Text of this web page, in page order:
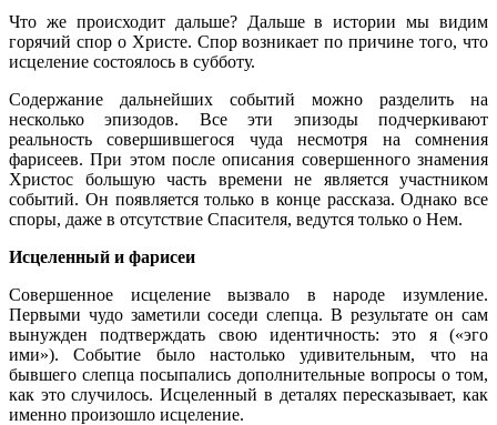
Что же происходит дальше? Дальше в истории мы видим
горячий спор о Христе. Спор возникает по причине того, что
исцеление состоялось в субботу.
Содержание дальнейших событий можно разделить на
несколько эпизодов. Все эти эпизоды подчеркивают
реальность совершившегося чуда несмотря на сомнения
фарисеев. При этом после описания совершенного знамения
Христос большую часть времени не является участником
событий. Он появляется только в конце рассказа. Однако все
споры, даже в отсутствие Спасителя, ведутся только о Нем.
Исцеленный и фарисеи
Совершенное исцеление вызвало в народе изумление.
Первыми чудо заметили соседи слепца. В результате он сам
вынужден подтверждать свою идентичность: это я («эго
ими»). Событие было настолько удивительным, что на
бывшего слепца посыпались дополнительные вопросы о том,
как это случилось. Исцеленный в деталях пересказывает, как
именно произошло исцеление.